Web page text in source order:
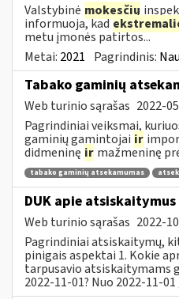
Valstybinė mokesčių
informuoja, kad
metu įmonės patirtos...
Metai: 2021 Pagrindinis:
Tabako gaminių
Web turinio sąrašas 2022-
Pagrindiniai veiksmai,
gaminių gamintojai ir
didmeninę ir mažmeninę
tabako gaminių atsekamumas
DUK apie
Web turinio sąrašas 2022-
Pagrindiniai atsiskaitymų,
pinigais aspektai 1. Kokie
tarpusavio atsiskaitymams
2022-11-01? Nuo 2022-11-